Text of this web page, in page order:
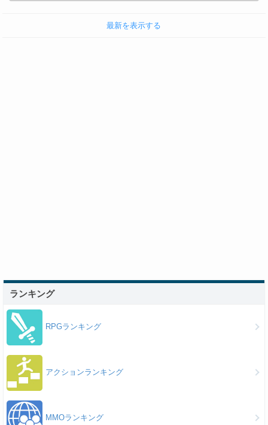
最新を表示する
ランキング
RPGランキング
アクションランキング
MMOランキング